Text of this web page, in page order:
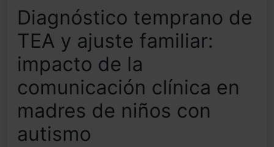
Diagnóstico temprano de
TEA y ajuste familiar:
impacto de la
comunicación clínica en
madres de niños con
autismo